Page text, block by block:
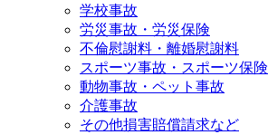
学校事故
労災事故・労災保険
不倫慰謝料・離婚慰謝料
スポーツ事故・スポーツ保険
動物事故・ペット事故
介護事故
その他損害賠償請求など